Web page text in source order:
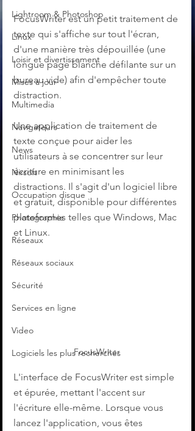
Lightroom & Photoshop
Linux
Loisir et divertissement
Mises à jour
Multimedia
Navigateurs
News
Nirsoft
Occupation disque
Photographie
Réseaux
Réseaux sociaux
Sécurité
Services en ligne
Video
Logiciels les plus recherchés
FocusWriter est un petit traitement de
texte qui s'affiche sur tout l'écran,
d'une manière très dépouillée (une
longue page blanche défilante sur un
bureau vide) afin d'empêcher toute
distraction.
Une application de traitement de
texte conçue pour aider les
utilisateurs à se concentrer sur leur
écriture en minimisant les
distractions. Il s'agit d'un logiciel libre
et gratuit, disponible pour différentes
plateformes telles que Windows, Mac
et Linux.
FocusWriter
L'interface de FocusWriter est simple
et épurée, mettant l'accent sur
l'écriture elle-même. Lorsque vous
lancez l'application, vous êtes